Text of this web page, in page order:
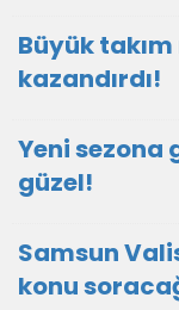
Büyük
kazandırdı!
Yeni
güzel!
Samsun
konu